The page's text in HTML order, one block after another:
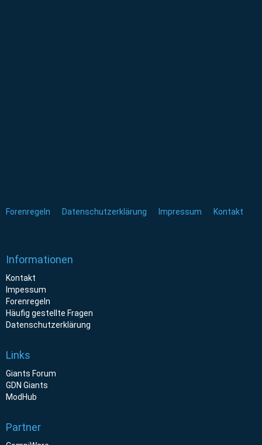
Forenregeln Datenschutzerklärung Impressum Kontakt
Informationen
Kontakt
Impessum
Forenregeln
Häufig gestellte Fragen
Datenschutzerklärung
Links
Giants Forum
GDN Giants
ModHub
Partner